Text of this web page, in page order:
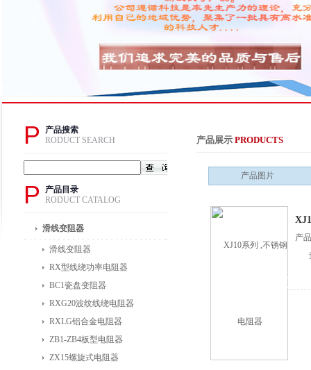
P
产品搜索
RODUCT SEARCH
P
产品目录
RODUCT CATALOG
滑线变阻器
滑线变阻器
RX型线绕功率电阻器
BC1瓷盘变阻器
RXG20波纹线绕电阻器
RXLG铝合金电阻器
ZB1-ZB4板型电阻器
ZX15螺旋式电阻器
产品展示 PRODUCTS
产品图片
产